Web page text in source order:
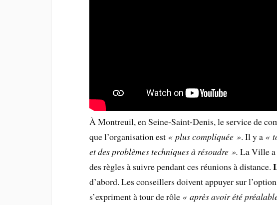
À Montreuil, en Seine-Saint-Denis, le service de
que l’organisation est « plus compliquée ». Il y a «
et des problèmes techniques à résoudre ». La Ville a
des règles à suivre pendant ces réunions à distance.
d’abord. Les conseillers doivent appuyer sur l’option
s’expriment à tour de rôle « après avoir été